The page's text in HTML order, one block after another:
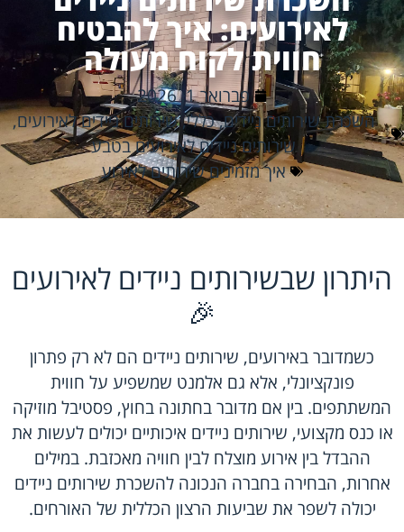
לאירועים: איך להבטיח
חווית לקוח מעולה
פברואר 1, 2026
השכרת שירותים ניידים,כללי,שירותים ניידים לאירועים,
שירותים ניידים לאירועים בטבע
איך מזמינים שירותים לאירוע
היתרון שבשירותים ניידים לאירועים
🎉
כשמדובר באירועים, שירותים ניידים הם לא רק פתרון
פונקציונלי, אלא גם אלמנט שמשפיע על חווית
המשתתפים. בין אם מדובר בחתונה בחוץ, פסטיבל מוזיקה
או כנס מקצועי, שירותים ניידים איכותיים יכולים לעשות את
ההבדל בין אירוע מוצלח לבין חוויה מאכזבת. במילים
אחרות, הבחירה בחברה הנכונה להשכרת שירותים ניידים
יכולה לשפר את שביעות הרצון הכללית של האורחים.